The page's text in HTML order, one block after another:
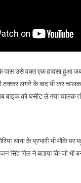
के पास उसे वक्त एक हादसा
टक्कर लगने के बाद भी कर
बाइक को घसीट ले गया चालक
थाना के प्रभारी भी मौके
सिंह गिल ने बताया कि जो भी